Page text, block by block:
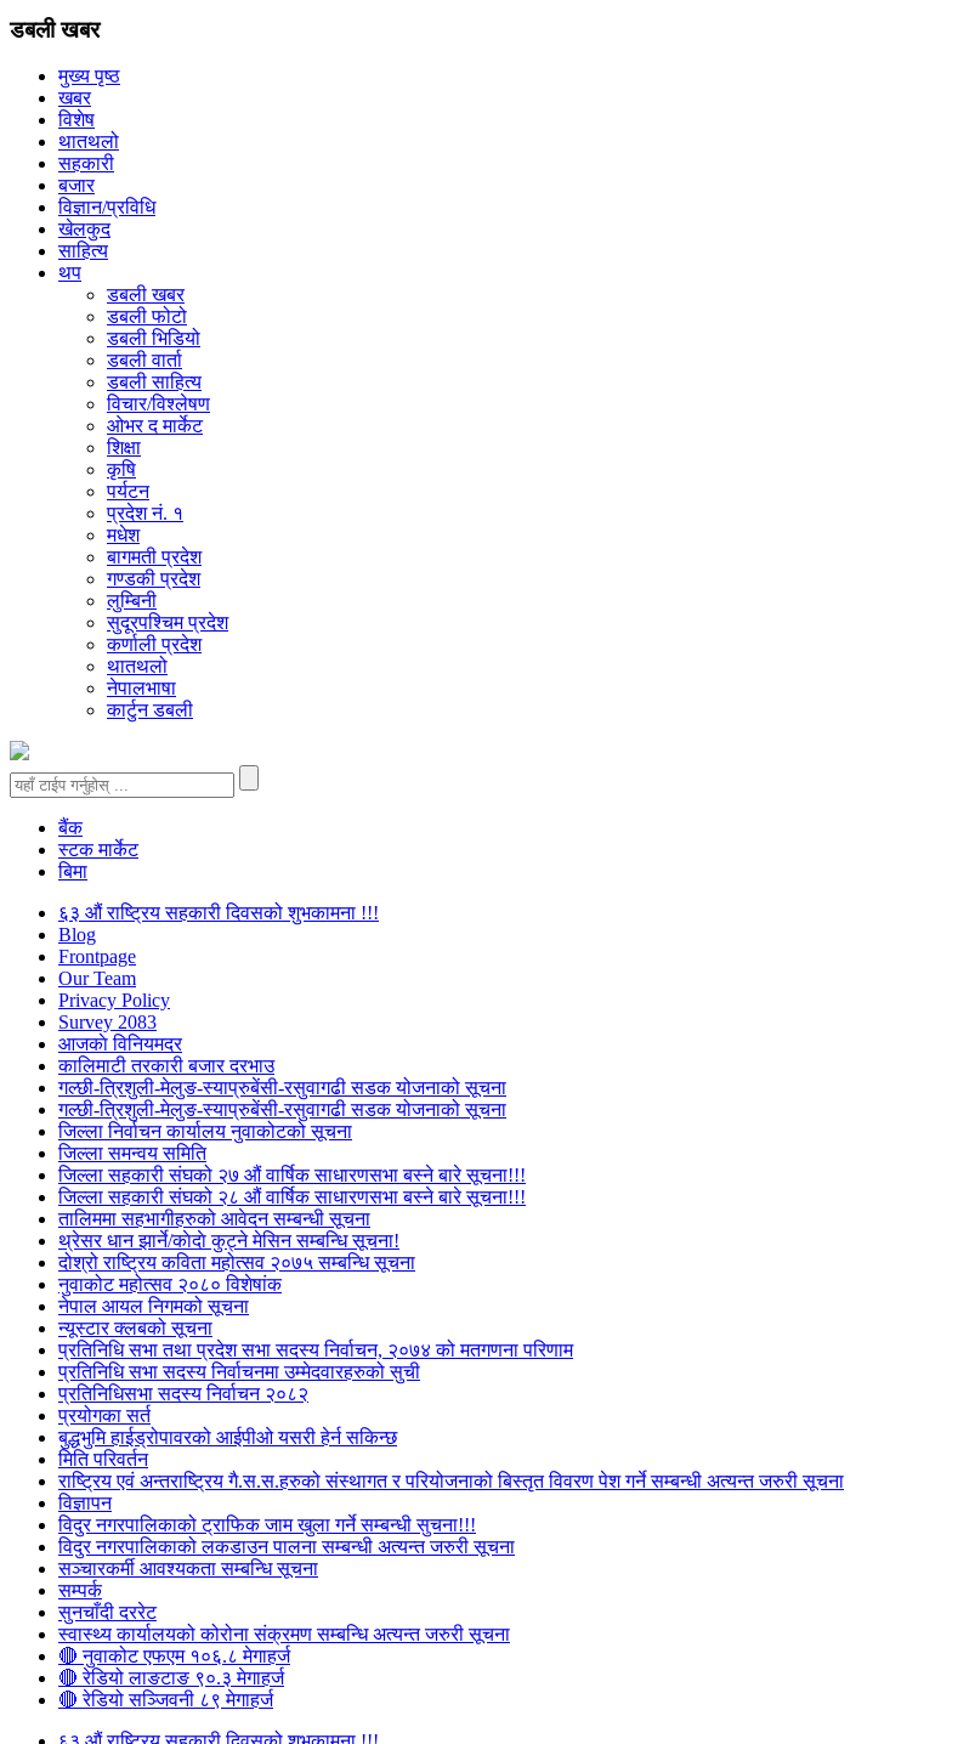
डबली खबर
मुख्य पृष्ठ
खबर
विशेष
थातथलो
सहकारी
बजार
विज्ञान/प्रविधि
खेलकुद
साहित्य
थप
डबली खबर
डबली फोटो
डबली भिडियो
डबली वार्ता
डबली साहित्य
विचार/विश्‍लेषण
ओभर द मार्केट
शिक्षा
कृषि
पर्यटन
प्रदेश नं. १
मधेश
बागमती प्रदेश
गण्डकी प्रदेश
लुम्बिनी
सुदूरपश्चिम प्रदेश
कर्णाली प्रदेश
थातथलो
नेपालभाषा
कार्टुन डबली
बैंक
स्टक मार्केट
बिमा
६३ औं राष्ट्रिय सहकारी दिवसको शुभकामना !!!
Blog
Frontpage
Our Team
Privacy Policy
Survey 2083
आजकाे विनियमदर
कालिमाटी तरकारी बजार दरभाउ
गल्छी-त्रिशुली-मेलुङ-स्याप्रुबेंसी-रसुवागढी सडक योजनाको सूचना
गल्छी-त्रिशुली-मेलुङ-स्याप्रुबेंसी-रसुवागढी सडक योजनाको सूचना
जिल्ला निर्वाचन कार्यालय नुवाकोटको सूचना
जिल्ला समन्वय समिति
जिल्ला सहकारी संघको २७ औं वार्षिक साधारणसभा बस्ने बारे सूचना!!!
जिल्ला सहकारी संघको २८ औं वार्षिक साधारणसभा बस्ने बारे सूचना!!!
तालिममा सहभागीहरुको आवेदन सम्बन्धी सूचना
थ्रेसर धान झार्ने/काेदाे कुट्ने मेसिन सम्बन्धि सूचना!
दोश्रो राष्ट्रिय कविता महोत्सव २०७५ सम्बन्धि सूचना
नुवाकोट महोत्सव २०८० विशेषांक
नेपाल आयल निगमको सूचना
न्यूस्टार क्लबको सूचना
प्रतिनिधि सभा तथा प्रदेश सभा सदस्य निर्वाचन, २०७४ को मतगणना परिणाम
प्रतिनिधि सभा सदस्य निर्वाचनमा उम्मेदवारहरुको सुची
प्रतिनिधिसभा सदस्य निर्वाचन २०८२
प्रयोगका सर्त
बुद्धभुमि हाईड्रोपावरको आईपीओ यसरी हेर्न सकिन्छ
मिति परिवर्तन
राष्ट्रिय एवं अन्तराष्ट्रिय गै.स.स.हरुको संस्थागत र परियोजनाको बिस्तृत विवरण पेश गर्ने सम्बन्धी अत्यन्त जरुरी सूचना
विज्ञापन
विदुर नगरपालिकाको ट्राफिक जाम खुला गर्ने सम्बन्धी सुचना!!!
विदुर नगरपालिकाको लकडाउन पालना सम्बन्धी अत्यन्त जरुरी सूचना
सञ्चारकर्मी आवश्यकता सम्बन्धि सूचना
सम्पर्क
सुनचाँदी दररेट
स्वास्थ्य कार्यालयको कोरोना संक्रमण सम्बन्धि अत्यन्त जरुरी सूचना
🔴 नुवाकोट एफएम १०६.८ मेगाहर्ज
🔴 रेडियो लाङटाङ ९०.३ मेगाहर्ज
🔴 रेडियो सञ्जिवनी ८९ मेगाहर्ज